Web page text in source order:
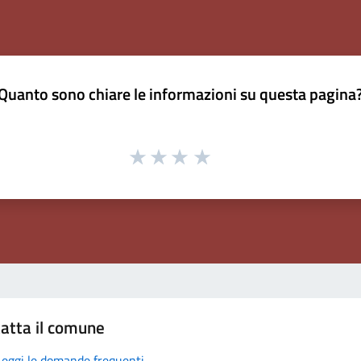
sono chiare le informazioni su questa
il comune